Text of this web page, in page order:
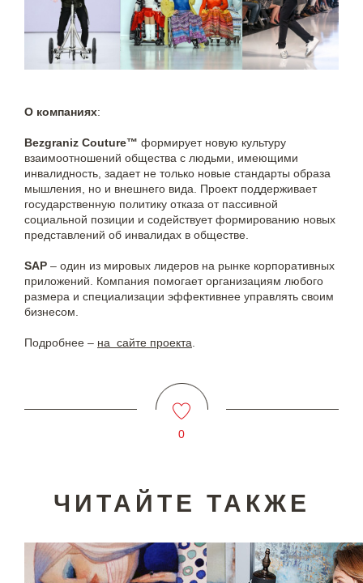
О компаниях:
Bezgraniz Couture™ формирует новую культуру
взаимоотношений общества с людьми, имеющими
инвалидность, задает не только новые стандарты образа
мышления, но и внешнего вида. Проект поддерживает
государственную политику отказа от пассивной
социальной позиции и содействует формированию новых
представлений об инвалидах в обществе.
SAP – один из мировых лидеров на рынке корпоративных
приложений. Компания помогает организациям любого
размера и специализации эффективнее управлять своим
бизнесом.
Подробнее – на сайте проекта
0
ЧИТАЙТЕ ТАКЖЕ